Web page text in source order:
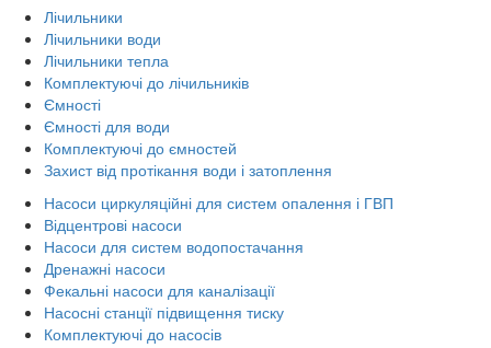
Лічильники
Лічильники води
Лічильники тепла
Комплектуючі до лічильників
Ємності
Ємності для води
Комплектуючі до ємностей
Захист від протікання води і затоплення
Насоси циркуляційні для систем опалення і ГВП
Відцентрові насоси
Насоси для систем водопостачання
Дренажні насоси
Фекальні насоси для каналізації
Насосні станції підвищення тиску
Комплектуючі до насосів